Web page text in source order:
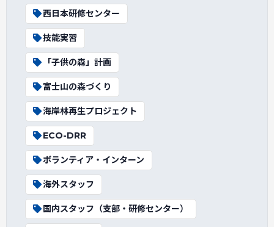
西日本研修センター
技能実習
「子供の森」計画
富士山の森づくり
海岸林再生プロジェクト
ECO-DRR
ボランティア・インターン
海外スタッフ
国内スタッフ（支部・研修センター）